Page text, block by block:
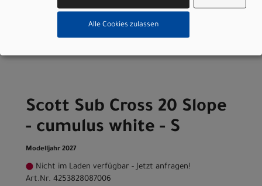
Scott Sub Cross 20 Slope
- cumulus white - S
Modelljahr 2027
Nicht im Laden verfügbar - Jetzt anfragen!
Art.Nr. 4253828087006
Alle Cookies zulassen